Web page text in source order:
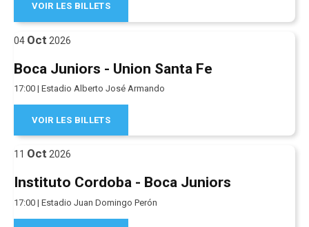
VOIR LES BILLETS
04 Oct 2026
Boca Juniors - Union Santa Fe
17:00 | Estadio Alberto José Armando
VOIR LES BILLETS
11 Oct 2026
Instituto Cordoba - Boca Juniors
17:00 | Estadio Juan Domingo Perón